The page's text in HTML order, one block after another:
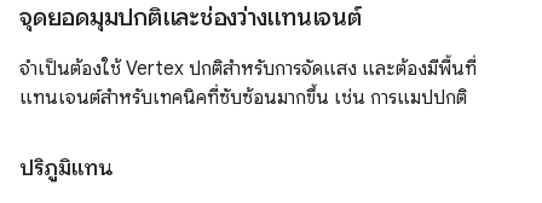
จุดยอดมุมปกติและช่องว่างแทนเจนต์
จำเป็นต้องใช้ Vertex ปกติสำหรับการจัดแสง และต้องมีพื้นที่
แทนเจนต์สำหรับเทคนิคที่ซับซ้อนมากขึ้น เช่น การแมปปกติ
ปริภูมิแทน